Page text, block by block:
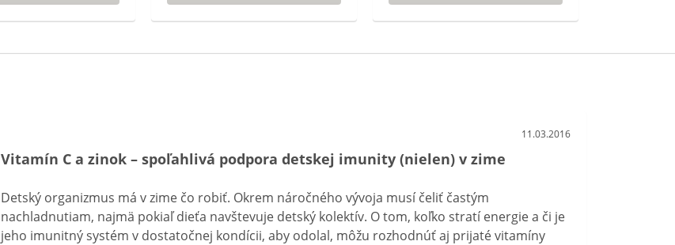
11.03.2016
Vitamín C a zinok – spoľahlivá podpora detskej imunity (nielen) v zime
Detský organizmus má v zime čo robiť. Okrem náročného vývoja musí čeliť častým
nachladnutiam, najmä pokiaľ dieťa navštevuje detský kolektív. O tom, koľko stratí energie a či je
jeho imunitný systém v dostatočnej kondícii, aby odolal, môžu rozhodnúť aj prijaté vitamíny